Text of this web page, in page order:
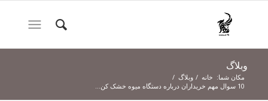
وبلاگ
مکان شما: خانه / وبلاگ /
10 سوال مهم خریداران درباره دستگاه میوه خشک کن...